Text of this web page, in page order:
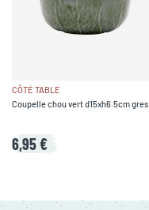
CÔTÉ TABLE
Coupelle chou vert d15xh6.5cm gres
6,95 €